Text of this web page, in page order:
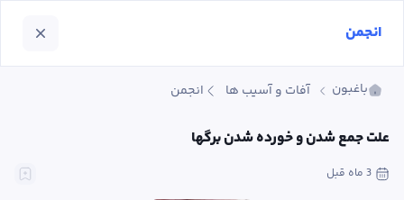
باغبون آفات و آسیب ها انجمن
علت جمع شدن و خورده شدن برگها
3 ماه قبل
انجمن